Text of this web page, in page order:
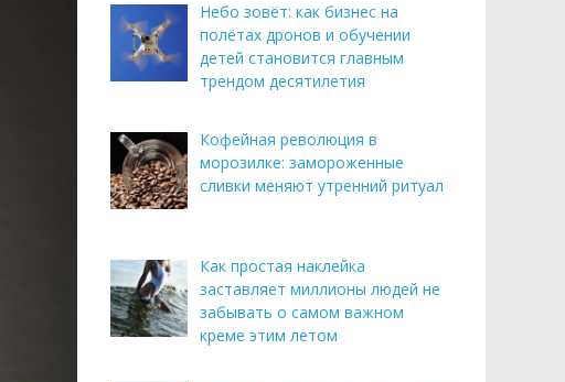
Небо зовёт: как бизнес на
полётах дронов и обучении
детей становится главным
трендом десятилетия
Кофейная революция в
морозилке: замороженные
сливки меняют утренний ритуал
Как простая наклейка
заставляет миллионы людей не
забывать о самом важном
креме этим летом